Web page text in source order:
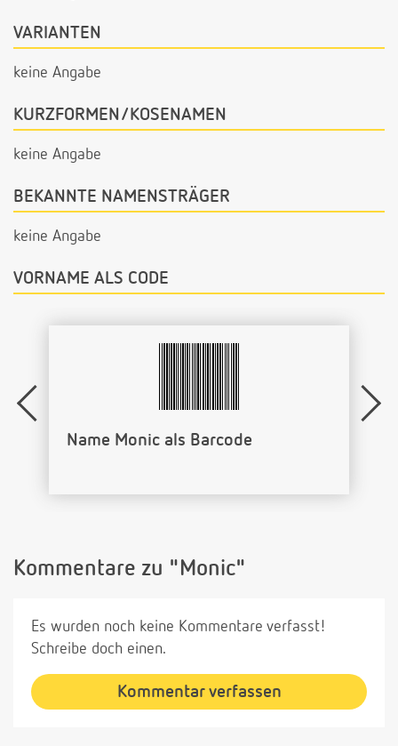
VARIANTEN
keine Angabe
KURZFORMEN/KOSENAMEN
keine Angabe
BEKANNTE NAMENSTRÄGER
keine Angabe
VORNAME ALS CODE
Name Monic als Barcode
Kommentare zu "Monic"
Es wurden noch keine Kommentare verfasst!
Schreibe doch einen.
Kommentar verfassen